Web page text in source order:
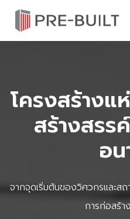
โครงสร้างแ
สร้างสร
อ
จากจุดเริ่มต้นของวิศวกรและส
การก่อสร้า